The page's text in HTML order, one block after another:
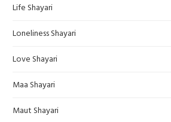
Life Shayari
Loneliness Shayari
Love Shayari
Maa Shayari
Maut Shayari